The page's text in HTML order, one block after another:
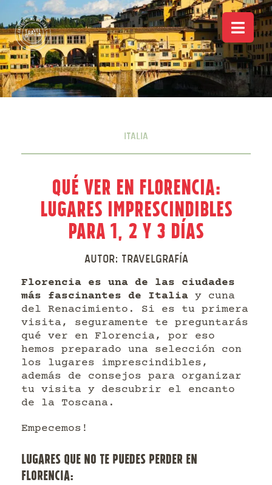
Italia
Qué ver en Florencia:
Lugares imprescindibles
para 1, 2 y 3 días
Autor: Travelgrafía
Florencia es una de las ciudades
más fascinantes de Italia y cuna
del Renacimiento. Si es tu primera
visita, seguramente te preguntarás
qué ver en Florencia, por eso
hemos preparado una selección con
los lugares imprescindibles,
además de consejos para organizar
tu visita y descubrir el encanto
de la Toscana.
Empecemos!
LUGARES QUE NO TE PUEDES PERDER EN
FLORENCIA: